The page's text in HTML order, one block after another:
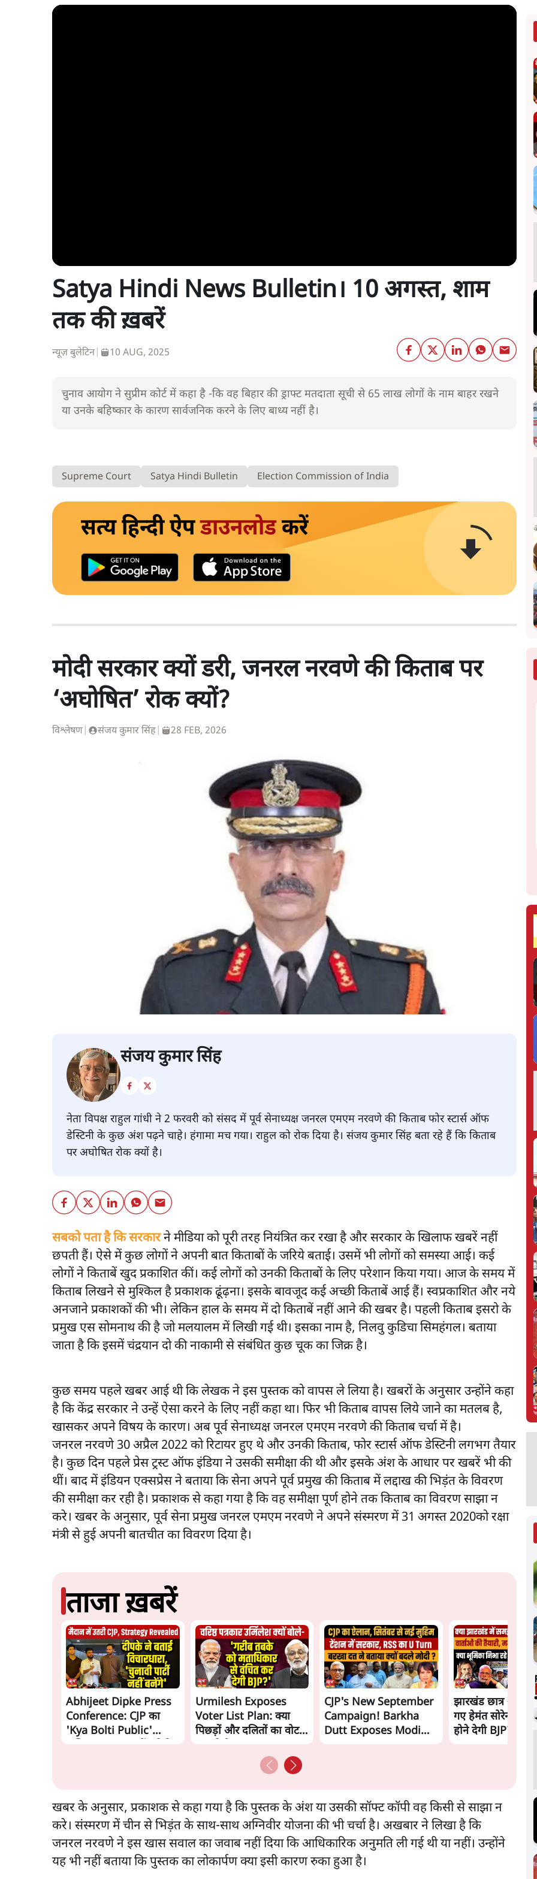
Satya Hindi News Bulletin। 10 अगस्त, शाम
तक की ख़बरें
न्यूज़ बुलेटिन| 10 AUG, 2025
चुनाव आयोग ने सुप्रीम कोर्ट में कहा है -कि वह बिहार की ड्राफ्ट मतदाता सूची से 65 लाख लोगों के नाम बाहर रखने
या उनके बहिष्कार के कारण सार्वजनिक करने के लिए बाध्य नहीं है।
Supreme Court Satya Hindi Bulletin Election Commission of India
सत्य हिन्दी ऐपडाउनलोडकरें
मोदी सरकार क्यों डरी, जनरल नरवणे की किताब पर
‘अघोषित’ रोक क्यों?
विश्लेषण संजय कुमार सिंह 28 FEB, 2026
संजय कुमार सिंह
नेता विपक्ष राहुल गांधी ने 2 फरवरी को संसद में पूर्व सेनाध्यक्ष जनरल एमएम नरवणे की किताब फोर स्टार्स ऑफ
डेस्टिनी के कुछ अंश पढ़ने चाहे। हंगामा मच गया। राहुल को रोक दिया है। संजय कुमार सिंह बता रहे हैं कि किताब
पर अघोषित रोक क्यों है।
सबको पता है कि सरकारने मीडिया को पूरी तरह नियंत्रित कर रखा है और सरकार के खिलाफ खबरें नहीं
छपती हैं। ऐसे में कुछ लोगों ने अपनी बात किताबों के जरिये बताई। उसमें भी लोगों को समस्या आई। कई
लोगों ने किताबें खुद प्रकाशित कीं। कई लोगों को उनकी किताबों के लिए परेशान किया गया। आज के समय में
किताब लिखने से मुश्किल है प्रकाशक ढूंढ़ना। इसके बावजूद कई अच्छी किताबें आई हैं। स्वप्रकाशित और नये
अनजाने प्रकाशकों की भी। लेकिन हाल के समय में दो किताबें नहीं आने की खबर है। पहली किताब इसरो के
प्रमुख एस सोमनाथ की है जो मलयालम में लिखी गई थी। इसका नाम है, निलवु कुडिचा सिमहंगल। बताया
जाता है कि इसमें चंद्रयान दो की नाकामी से संबंधित कुछ चूक का जिक्र है।
कुछ समय पहले खबर आई थी कि लेखक ने इस पुस्तक को वापस ले लिया है। खबरों के अनुसार उन्होंने कहा
है कि केंद्र सरकार ने उन्हें ऐसा करने के लिए नहीं कहा था। फिर भी किताब वापस लिये जाने का मतलब है,
खासकर अपने विषय के कारण। अब पूर्व सेनाध्यक्ष जनरल एमएम नरवणे की किताब चर्चा में है।
जनरल नरवणे 30 अप्रैल 2022 को रिटायर हुए थे और उनकी किताब, फोर स्टार्स ऑफ डेस्टिनी लगभग तैयार
है। कुछ दिन पहले प्रेस ट्रस्ट ऑफ इंडिया ने उसकी समीक्षा की थी और इसके अंश के आधार पर खबरें भी की
थीं। बाद में इंडियन एक्सप्रेस ने बताया कि सेना अपने पूर्व प्रमुख की किताब में लद्दाख की भिड़ंत के विवरण
की समीक्षा कर रही है। प्रकाशक से कहा गया है कि वह समीक्षा पूर्ण होने तक किताब का विवरण साझा न
करे। खबर के अनुसार, पूर्व सेना प्रमुख जनरल एमएम नरवणे ने अपने संस्मरण में 31 अगस्त 2020को रक्षा
मंत्री से हुई अपनी बातचीत का विवरण दिया है।
ताजा ख़बरें
Abhijeet Dipke Press
Conference: CJP का
'Kya Bolti Public'
Urmilesh Exposes
Voter List Plan: क्या
पिछड़ों और दलितों का वोट
CJP's New September
Campaign! Barkha
Dutt Exposes Modi
झारखंड छात्र
गए हेमंत सोरेन,
होने देगी BJP?
खबर के अनुसार, प्रकाशक से कहा गया है कि पुस्तक के अंश या उसकी सॉफ्ट कॉपी वह किसी से साझा न
करे। संस्मरण में चीन से भिड़ंत के साथ-साथ अग्निवीर योजना की भी चर्चा है। अखबार ने लिखा है कि
जनरल नरवणे ने इस खास सवाल का जवाब नहीं दिया कि आधिकारिक अनुमति ली गई थी या नहीं। उन्होंने
यह भी नहीं बताया कि पुस्तक का लोकार्पण क्या इसी कारण रुका हुआ है।